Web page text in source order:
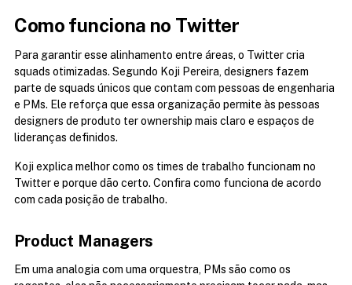
Como funciona no Twitter
Para garantir esse alinhamento entre áreas, o Twitter cria
squads otimizadas. Segundo Koji Pereira, designers fazem
parte de squads únicos que contam com pessoas de engenharia
e PMs. Ele reforça que essa organização permite às pessoas
designers de produto ter ownership mais claro e espaços de
lideranças definidos.
Koji explica melhor como os times de trabalho funcionam no
Twitter e porque dão certo. Confira como funciona de acordo
com cada posição de trabalho.
Product Managers
Em uma analogia com uma orquestra, PMs são como os